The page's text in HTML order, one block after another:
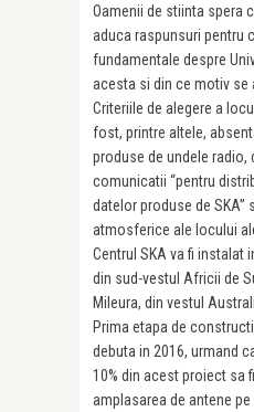
Oamenii de stiinta spera
aduca raspunsuri pentru
fundamentale despre
acesta si din ce motiv se
Criteriile de alegere a
fost, printre altele,
produse de undele radio,
comunicatii “pentru
datelor produse de SKA”
atmosferice ale locului
Centrul SKA va fi instalat
din sud-vestul Africii de
Mileura, din vestul
Prima etapa de
debuta in 2016, urmand
10% din acest proiect sa
amplasarea de antene